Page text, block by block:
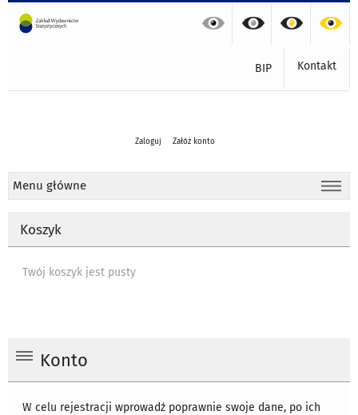
BIP Kontakt
Zaloguj Załóż konto
Menu główne
Koszyk
Twój koszyk jest pusty
Konto
W celu rejestracji wprowadź poprawnie swoje dane, po ich